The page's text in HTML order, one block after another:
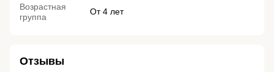
Возрастная
группа
От 4 лет
Отзывы